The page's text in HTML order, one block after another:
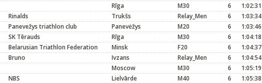
Rīga M30 6
1:02:31
Rinalds Trukšs Relay_Men 6
1:03:34
Panevežys triathlon club Panevėžys M20 6
1:03:46
SK Tērauds Rīga M30 6
1:04:18
Belarusian Triathlon Federation Minsk F20 6
1:04:37
Bruno Ivzans Relay_Men 6
1:04:54
Moscow M30 6
1:05:19
NBS Lielvārde M40 6
1:05:38